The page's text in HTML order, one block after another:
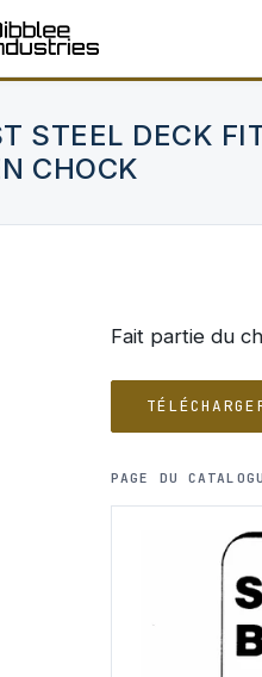
STEEL DECK
CHOCK
Fait partie du
PAGE DU